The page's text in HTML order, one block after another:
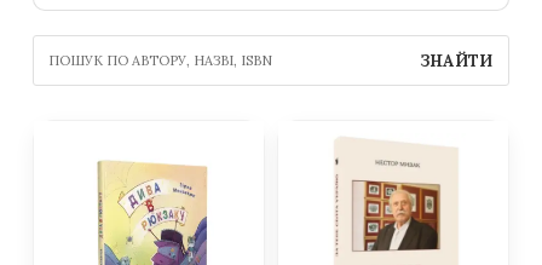
ЗНАЙТИ